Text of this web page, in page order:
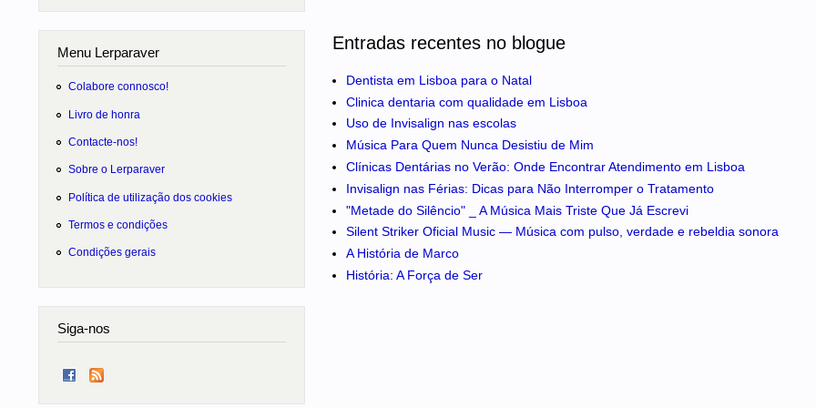
Entradas recentes no blogue
Dentista em Lisboa para o Natal
Clinica dentaria com qualidade em Lisboa
Uso de Invisalign nas escolas
Música Para Quem Nunca Desistiu de Mim
Clínicas Dentárias no Verão: Onde Encontrar Atendimento em Lisboa
Invisalign nas Férias: Dicas para Não Interromper o Tratamento
"Metade do Silêncio" _ A Música Mais Triste Que Já Escrevi
Silent Striker Oficial Music — Música com pulso, verdade e rebeldia sonora
A História de Marco
História: A Força de Ser
Menu Lerparaver
Colabore connosco!
Livro de honra
Contacte-nos!
Sobre o Lerparaver
Política de utilização dos cookies
Termos e condições
Condições gerais
Siga-nos